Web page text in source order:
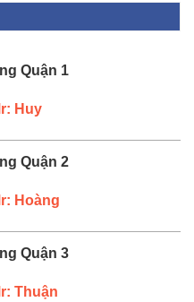
Quận 1
Huy
Quận 2
Hoàng
Quận 3
Thuận